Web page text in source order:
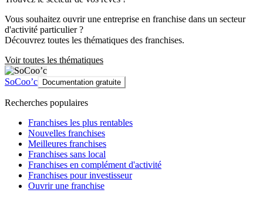
Vous souhaitez ouvrir une entreprise en franchise dans un secteur
d'activité particulier ?
Découvrez toutes les thématiques des franchises.
Voir toutes les thématiques
SoCoo’c Documentation gratuite
Recherches populaires
Franchises les plus rentables
Nouvelles franchises
Meilleures franchises
Franchises sans local
Franchises en complément d'activité
Franchises pour investisseur
Ouvrir une franchise